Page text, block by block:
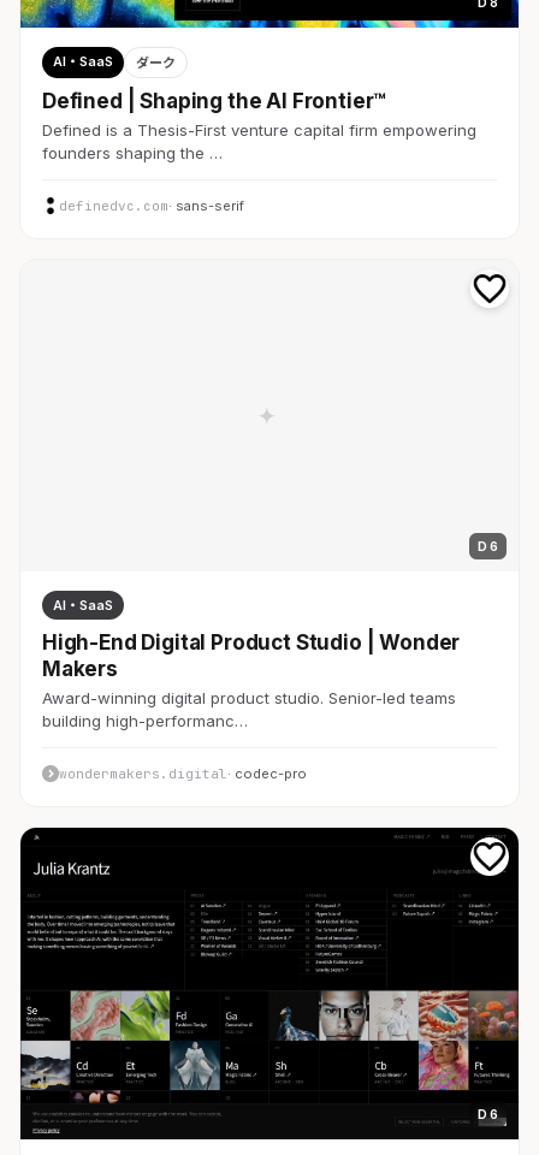
AI・SaaS ダーク
Defined | Shaping the AI Frontier™
Defined is a Thesis-First venture capital firm empowering
founders shaping the …
definedvc.com· sans-serif
D 6
AI・SaaS
High-End Digital Product Studio | Wonder
Makers
Award-winning digital product studio. Senior-led teams
building high-performanc…
wondermakers.digital · codec-pro
D 6